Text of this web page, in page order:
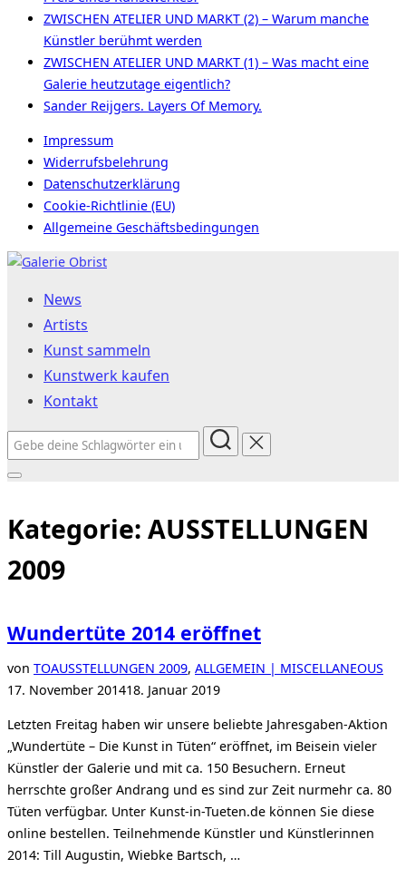
ZWISCHEN ATELIER UND MARKT (2) – Warum manche
Künstler berühmt werden
ZWISCHEN ATELIER UND MARKT (1) – Was macht eine
Galerie heutzutage eigentlich?
Sander Reijgers. Layers Of Memory.
Impressum
Widerrufsbelehrung
Datenschutzerklärung
Cookie-Richtlinie (EU)
Allgemeine Geschäftsbedingungen
Zum
springenNews
Artists
Kunst sammeln
Kunstwerk kaufen
Kontakt
Suchen
nach:
Seitenleiste
umschalten
Kategorie: AUSSTELLUNGEN
2009
Wundertüte 2014 eröffnet
von TOAUSSTELLUNGEN 2009, ALLGEMEIN | MISCELLANEOUS
17. November 201418. Januar 2019
Letzten Freitag haben wir unsere beliebte Jahresgaben-Aktion
„Wundertüte – Die Kunst in Tüten“ eröffnet, im Beisein vieler
Künstler der Galerie und mit ca. 150 Besuchern. Erneut
herrschte großer Andrang und es sind zur Zeit nurmehr ca. 80
Tüten verfügbar. Unter Kunst-in-Tueten.de können Sie diese
online bestellen. Teilnehmende Künstler und Künstlerinnen
2014: Till Augustin, Wiebke Bartsch, …